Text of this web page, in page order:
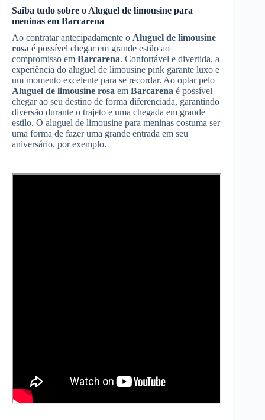
Saiba tudo sobre o Aluguel de limousine para
meninas em Barcarena
Ao contratar antecipadamente o Aluguel de limousine
rosa é possível chegar em grande estilo ao
compromisso em Barcarena. Confortável e divertida, a
experiência do aluguel de limousine pink garante luxo e
um momento excelente para se recordar. Ao optar pelo
Aluguel de limousine rosa em Barcarena é possível
chegar ao seu destino de forma diferenciada, garantindo
diversão durante o trajeto e uma chegada em grande
estilo. O aluguel de limousine para meninas costuma ser
uma forma de fazer uma grande entrada em seu
aniversário, por exemplo.